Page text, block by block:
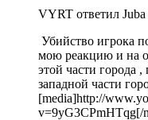
VYRT ответил Juba
Убийство игрока
мою реакцию и на
этой части города
западной части
[media]http://